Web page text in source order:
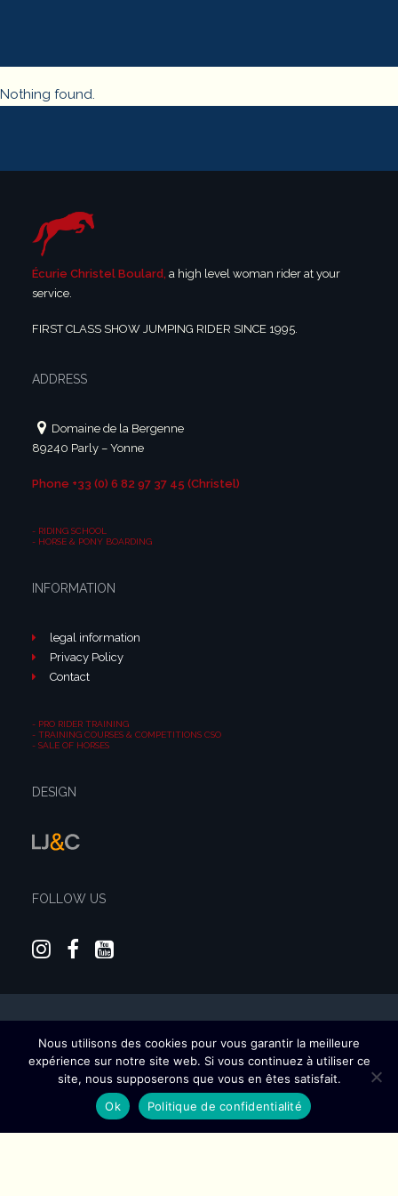
Nothing found.
Écurie Christel Boulard, a high level woman rider at your
service.
FIRST CLASS SHOW JUMPING RIDER SINCE 1995.
ADDRESS
Domaine de la Bergenne
89240 Parly – Yonne
Phone +33 (0) 6 82 97 37 45 (Christel)
- RIDING SCHOOL
- HORSE & PONY BOARDING
INFORMATION
legal information
Privacy Policy
Contact
- PRO RIDER TRAINING
- TRAINING COURSES & COMPETITIONS CSO
- SALE OF HORSES
DESIGN
FOLLOW US
© 2026 Ecurie Christel Boulard : Formation et valorisation des chevaux. All
rights reserved
Nous utilisons des cookies pour vous garantir la meilleure
expérience sur notre site web. Si vous continuez à utiliser ce
site, nous supposerons que vous en êtes satisfait.
Ok
Politique de confidentialité